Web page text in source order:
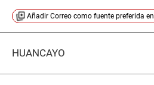
Añadir Correo como fuente preferida en
HUANCAYO